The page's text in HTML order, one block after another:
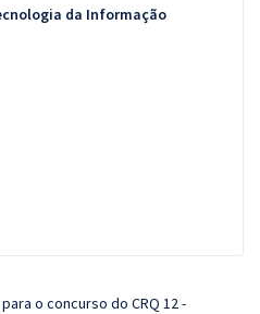
o concurso do CRQ 12 -
da Informação